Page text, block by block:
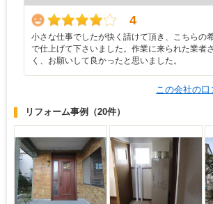
4
小さな仕事でしたが快く請けて頂き、こちらの
で仕上げて下さいました。作業に来られた業者
く、お願いして良かったと思いました。
この会社の
リフォーム事例 （20件）